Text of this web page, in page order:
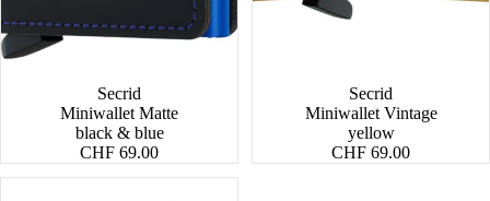
Secrid
Miniwallet Matte
black & blue
CHF 69.00
Secrid
Miniwallet Vintage
yellow
CHF 69.00